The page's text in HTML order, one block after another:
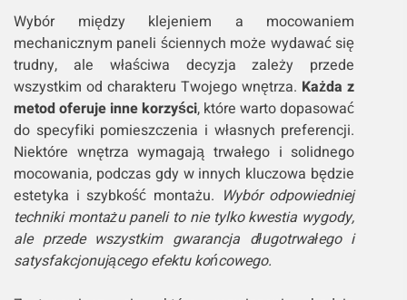
Wybór między klejeniem a mocowaniem
mechanicznym paneli ściennych może wydawać się
trudny, ale właściwa decyzja zależy przede
wszystkim od charakteru Twojego wnętrza. Każda z
metod oferuje inne korzyści, które warto dopasować
do specyfiki pomieszczenia i własnych preferencji.
Niektóre wnętrza wymagają trwałego i solidnego
mocowania, podczas gdy w innych kluczowa będzie
estetyka i szybkość montażu. Wybór odpowiedniej
techniki montażu paneli to nie tylko kwestia wygody,
ale przede wszystkim gwarancja długotrwałego i
satysfakcjonującego efektu końcowego.